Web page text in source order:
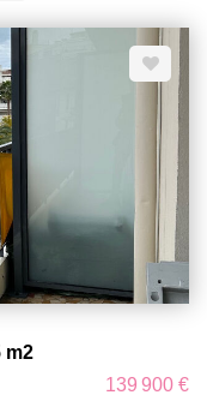
m2
139 900 €